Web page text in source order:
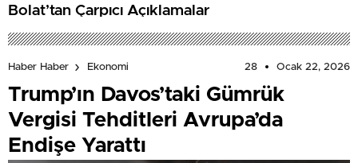
Bolat’tan Çarpıcı Açıklamalar
Haber Haber Ekonomi 28 Ocak 22, 2026
Trump’ın Davos’taki Gümrük
Vergisi Tehditleri Avrupa’da
Endişe Yarattı